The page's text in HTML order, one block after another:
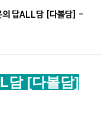
의 답ALL담 [다볼담] -
담 [다볼담]